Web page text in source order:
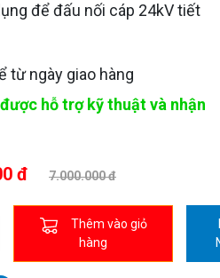
để đấu nối cáp 24kV tiết
từ ngày giao hàng
hỗ trợ kỹ thuật và nhận
đ 7.000.000 đ
Thêm vào giỏ
hàng